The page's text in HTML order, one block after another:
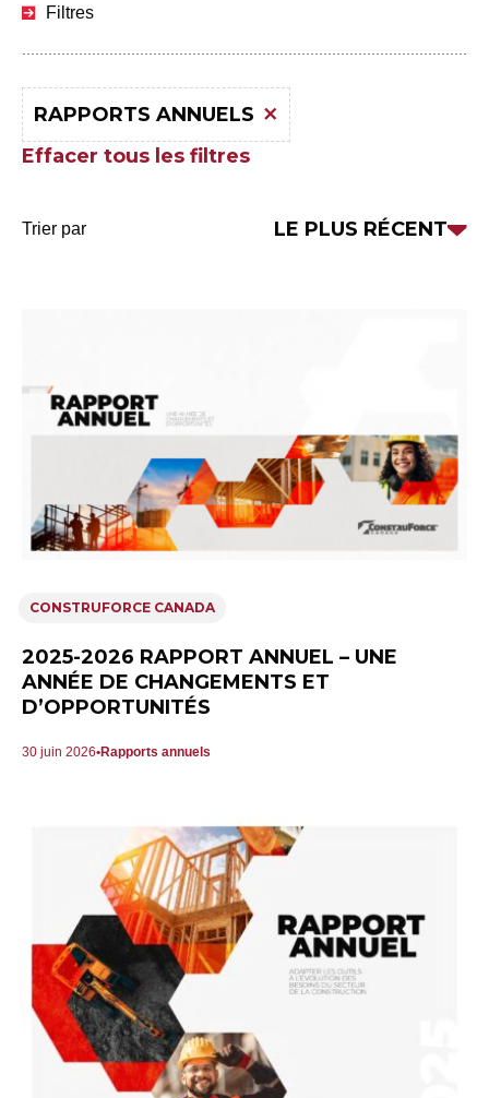
auxFiltres
RAPPORTS ANNUELS
Effacer tous les filtres
Trier par LE PLUS RÉCENT
CONSTRUFORCE CANADA
2025-2026 RAPPORT ANNUEL – UNE
ANNÉE DE CHANGEMENTS ET
D’OPPORTUNITÉS
30 juin 2026 Rapports annuels